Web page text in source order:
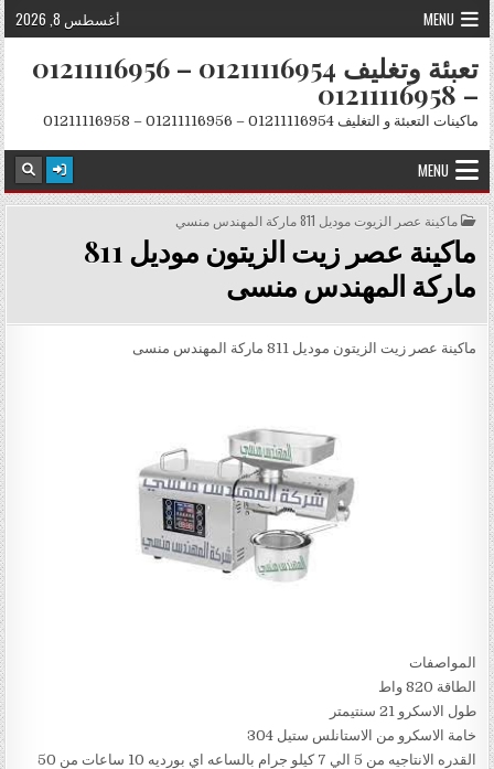
Skip to content
MENU أغسطس 8, 2026
تعبئة وتغليف 01211116954 – 01211116956
– 01211116958
ماكينات التعبئة و التغليف 01211116954 – 01211116956 – 01211116958
MENU
POSTED IN
ماكينة عصر الزيوت موديل 811 ماركة المهندس منسي
ماكينة عصر زيت الزيتون موديل 811
ماركة المهندس منسى
ماكينة عصر زيت الزيتون موديل 811 ماركة المهندس منسى
المواصفات
الطاقة 820 واط
طول الاسكرو 21 سنتيمتر
خامة الاسكرو من الاستانلس ستيل 304
القدره الانتاجيه من 5 الي 7 كيلو جرام بالساعه اي بورديه 10 ساعات من 50